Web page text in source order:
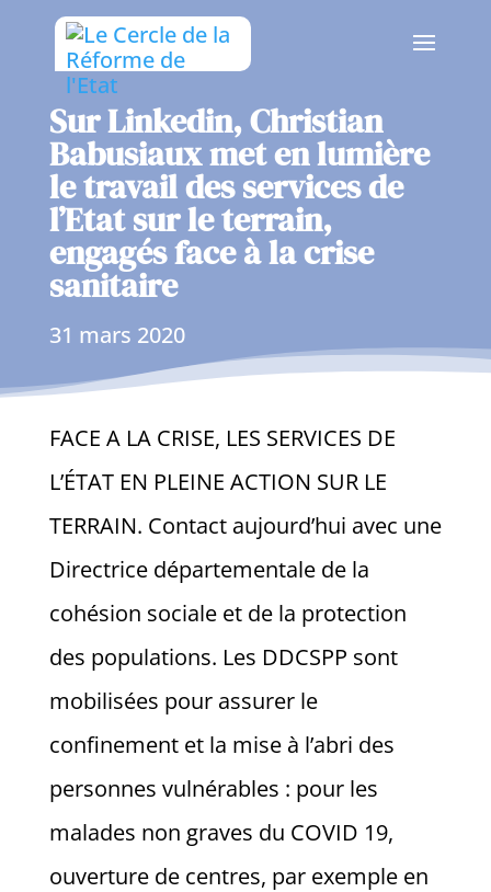
Sur Linkedin, Christian
Babusiaux met en lumière
le travail des services de
l’Etat sur le terrain,
engagés face à la crise
sanitaire
31 mars 2020
FACE A LA CRISE, LES SERVICES DE
L’ÉTAT EN PLEINE ACTION SUR LE
TERRAIN. Contact aujourd’hui avec une
Directrice départementale de la
cohésion sociale et de la protection
des populations. Les DDCSPP sont
mobilisées pour assurer le
confinement et la mise à l’abri des
personnes vulnérables : pour les
malades non graves du COVID 19,
ouverture de centres, par exemple en